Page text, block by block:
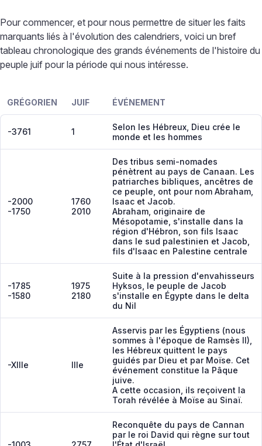
Pour commencer, et pour nous permettre de situer les faits
marquants liés à l'évolution des calendriers, voici un bref
tableau chronologique des grands événements de l'histoire du
peuple juif pour la période qui nous intéresse.
GRÉGORIEN JUIF ÉVÉNEMENT
-3761 1
Selon les Hébreux, Dieu crée le
monde et les hommes
-2000
-1750
1760
2010
Des tribus semi-nomades
pénètrent au pays de Canaan. Les
patriarches bibliques, ancêtres de
ce peuple, ont pour nom Abraham,
Isaac et Jacob.
Abraham, originaire de
Mésopotamie, s'installe dans la
région d'Hébron, son fils Isaac
dans le sud palestinien et Jacob,
fils d'Isaac en Palestine centrale
-1785
-1580
1975
2180
Suite à la pression d'envahisseurs
Hyksos, le peuple de Jacob
s'installe en Égypte dans le delta
du Nil
-XIIIe IIIe
Asservis par les Égyptiens (nous
sommes à l'époque de Ramsès II),
les Hébreux quittent le pays
guidés par Dieu et par Moïse. Cet
événement constitue la Pâque
juive.
A cette occasion, ils reçoivent la
Torah révélée à Moïse au Sinaï.
Reconquête du pays de Cannan
par le roi David qui règne sur tout